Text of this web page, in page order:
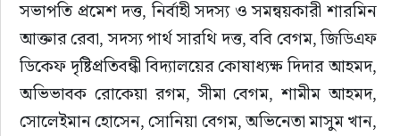
সভাপতি প্রমেশ দত্ত, নির্বাহী সদস্য ও সমন্বয়কারী শারমিন
আক্তার রেবা, সদস্য পার্থ সারথি দত্ত, ববি বেগম, জিডিএফ
ডিকেফ দৃষ্টিপ্রতিবন্ধী বিদ্যালয়ের কোষাধ্যক্ষ দিদার আহমদ,
অভিভাবক রোকেয়া রগম, সীমা বেগম, শামীম আহমদ,
সোলেইমান হোসেন, সোনিয়া বেগম, অভিনেতা মাসুম খান,